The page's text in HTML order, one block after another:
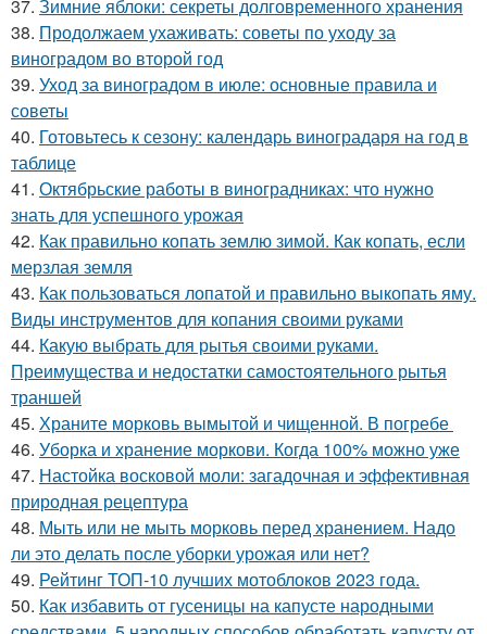
37. Зимние яблоки: секреты долговременного хранения
38. Продолжаем ухаживать: советы по уходу за
виноградом во второй год
39. Уход за виноградом в июле: основные правила и
советы
40. Готовьтесь к сезону: календарь виноградаря на год в
таблице
41. Октябрьские работы в виноградниках: что нужно
знать для успешного урожая
42. Как правильно копать землю зимой. Как копать, если
мерзлая земля
43. Как пользоваться лопатой и правильно выкопать яму.
Виды инструментов для копания своими руками
44. Какую выбрать для рытья своими руками.
Преимущества и недостатки самостоятельного рытья
траншей
45. Храните морковь вымытой и чищенной. В погребе
46. Уборка и хранение моркови. Когда 100% можно уже
47. Настойка восковой моли: загадочная и эффективная
природная рецептура
48. Мыть или не мыть морковь перед хранением. Надо
ли это делать после уборки урожая или нет?
49. Рейтинг ТОП-10 лучших мотоблоков 2023 года.
50. Как избавить от гусеницы на капусте народными